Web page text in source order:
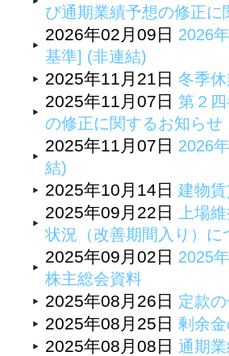
び通期業績予想の修正に
2026年02月09日 2026
基準] (非連結)
2025年11月21日 冬季
2025年11月07日 第２
の修正に関するお知らせ
2025年11月07日 2026
結)
2025年10月14日 建物
2025年09月22日 上場
状況（改善期間入り）に
2025年09月02日 2025
株主総会資料
2025年08月26日 定款
2025年08月25日 剰余
2025年08月08日 通期